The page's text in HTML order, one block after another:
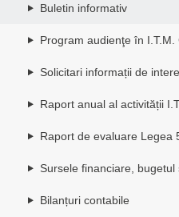
Buletin informativ
Program audienţe în I.T.M.
Solicitari informații de
Raport anual al activității
Raport de evaluare Legea
Sursele financiare,
Bilanțuri contabile